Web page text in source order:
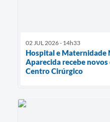
02 JUL 2026 - 14h33
Hospital e Maternidade
Aparecida recebe
Centro Cirúrgico